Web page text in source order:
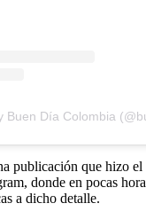
Buen Día Colombia
publicación que hizo el
donde en pocas
a dicho detalle.